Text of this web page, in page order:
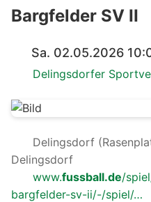
Bargfelder SV II
Sa. 02.05.2026
Delingsdorfer
Delingsdorf
Delingsdorf
www.fussball.de/
bargfelder-sv-ii/-/spiel/…